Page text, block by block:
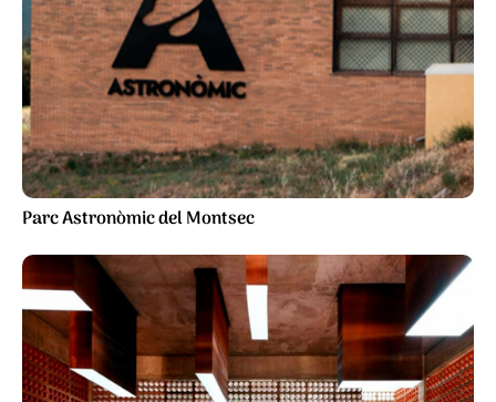
Parc Astronòmic del Montsec